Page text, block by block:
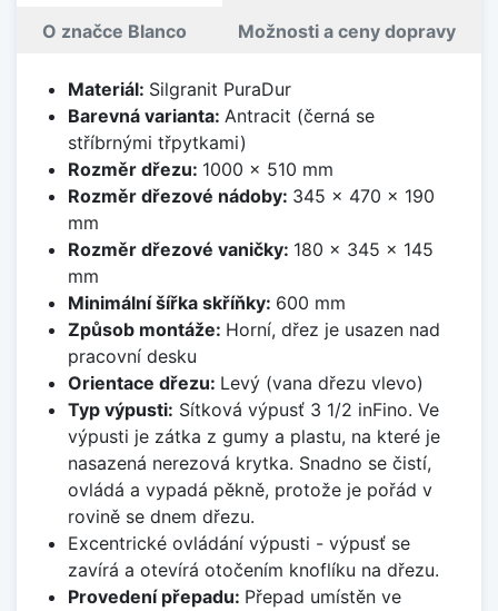
O značce Blanco Možnosti a ceny dopravy
Materiál: Silgranit PuraDur
Barevná varianta: Antracit (černá se
stříbrnými třpytkami)
Rozměr dřezu: 1000 x 510 mm
Rozměr dřezové nádoby: 345 x 470 x 190
mm
Rozměr dřezové vaničky: 180 x 345 x 145
mm
Minimální šířka skříňky: 600 mm
Způsob montáže: Horní, dřez je usazen nad
pracovní desku
Orientace dřezu: Levý (vana dřezu vlevo)
Typ výpusti: Sítková výpusť 3 1/2 inFino. Ve
výpusti je zátka z gumy a plastu, na které je
nasazená nerezová krytka. Snadno se čistí,
ovládá a vypadá pěkně, protože je pořád v
rovině se dnem dřezu.
Excentrické ovládání výpusti - výpusť se
zavírá a otevírá otočením knoflíku na dřezu.
Provedení přepadu: Přepad umístěn ve